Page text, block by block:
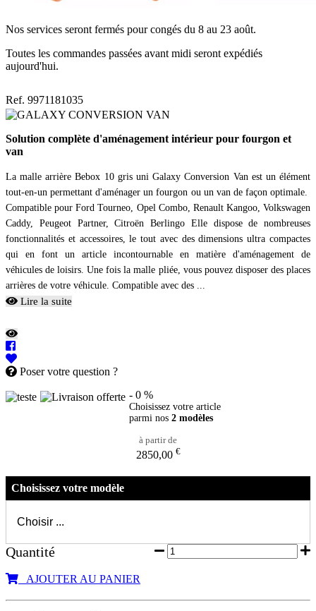
Nos services seront fermés pour congés du 8 au 23 août.
Toutes les commandes passées avant midi seront expédiés
aujourd'hui.
Ref. 9971181035
Solution complète d'aménagement intérieur pour fourgon et
van
La malle arrière Bebox 10 gris uni Galaxy Conversion Van est un élément
tout-en-un permettant d'aménager un fourgon ou un van de façon optimale.
Compatible pour Ford Tourneo, Opel Combo, Renault Kangoo, Volkswagen
Caddy, Peugeot Partner, Citroën Berlingo Elle dispose de nombreuses
fonctionnalités et accessoires, le tout avec des dimensions ultra compactes
qui en font un article incontournable en matière d'aménagement de
véhicules de loisirs. Une fois la malle pliée, vous pouvez disposer des places
arrières de votre véhicule. Compatible avec des ...
Lire la suite
Poser votre question ?
- 0 %
Choisissez votre article
parmi nos 2 modèles
à partir de
2850,00 €
Choisissez votre modèle
Quantité
AJOUTER AU PANIER